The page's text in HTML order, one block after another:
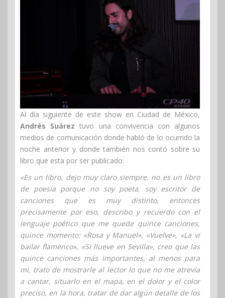
Al día siguiente de este show en Ciudad de México,
Andrés Suárez tuvo una convivencia con algunos
medios de comunicación donde habló de lo ocurrido la
noche anterior y donde también nos contó sobre su
libro que esta por ser publicado:
«Es un libro, dejo muy claro siempre, no es un libro
de poesía porque no soy poeta, soy escritor de
canciones que es muy distinto, entonces
precisamente por eso, describo y recuerdo con el
lenguaje poético que me quede quince canciones,
quince momento: «Rosa y Manuel», «Vuelve», «La vi
bailar flamenco», «Si llueve en Sevilla», creo que las
quince canciones más importantes, al menos para
mi, trato de mostrarle al lector lo que no me atrevía
a cantar, situarlo en el mapa, en el dolor y el color
preciso, en la hora, tratar de dar algún detalle de los